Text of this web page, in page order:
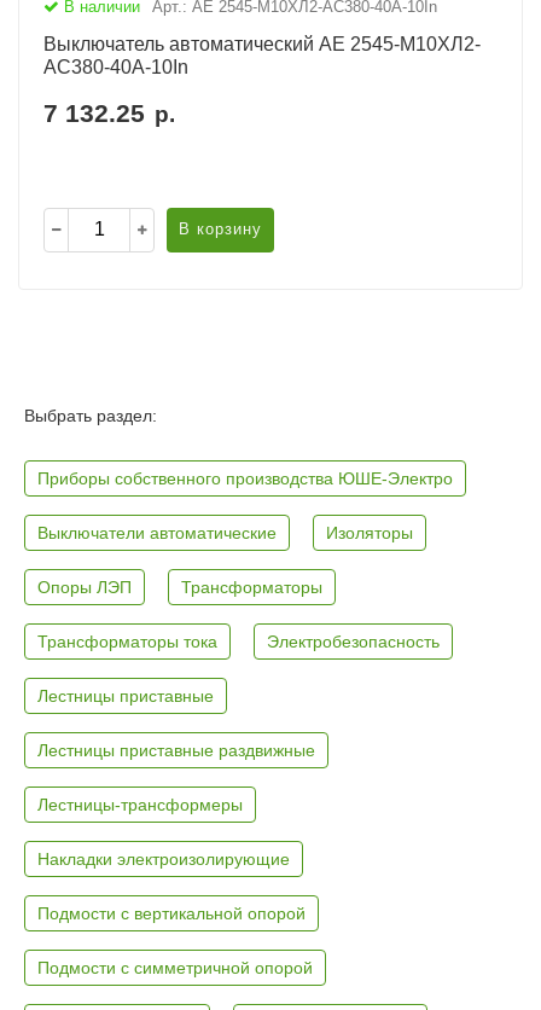
В наличии Арт.: АЕ 2545-М10ХЛ2-AC380-40А-10In
Выключатель автоматический АЕ 2545-М10ХЛ2-
AC380-40А-10In
7 132.25 р.
В корзину
Выбрать раздел:
Приборы собственного производства ЮШЕ-Электро
Выключатели автоматические Изоляторы
Опоры ЛЭП Трансформаторы
Трансформаторы тока Электробезопасность
Лестницы приставные
Лестницы приставные раздвижные
Лестницы-трансформеры
Накладки электроизолирующие
Подмости с вертикальной опорой
Подмости с симметричной опорой